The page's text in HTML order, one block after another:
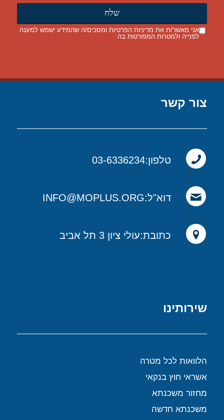
אני מאשר/ת את מדיניות הפרטיות ומסכים/ה שהמידע ישמש למענה
לפנייה ולמטרות המפורטות בה
צור קשר
טלפון:03-6336234
דוא"ל:INFO@MOPLUS.ORG
כתובת:עולי ציון 3 תל אביב
שירותינו
הלוואות לכל מטרה
אשראי חוץ בנקאי
מחזור משכנתא
משכנתא חדשה